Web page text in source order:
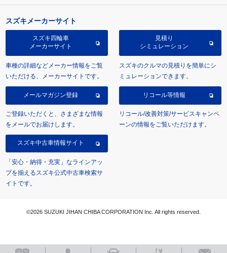
スズキメーカーサイト
スズキ四輪車
メーカーサイト
車種の詳細などメーカー情報をご覧
いただける、メーカーサイトです。
見積り
シミュレーション
スズキのクルマの見積りを簡単にシ
ミュレーションできます。
メールマガジン登録
ご登録いただくと、さまざまな情報
をメールでお届けします。
リコール等情報
リコール/改善対策/サービスキャンペ
ーンの情報をご覧いただけます。
スズキ中古車情報サイト
「安心・納得・充実」なラインアッ
プを揃えるスズキ公式中古車検索サ
イトです。
©2026 SUZUKI JIHAN CHIBA CORPORATION Inc. All rights reserved.